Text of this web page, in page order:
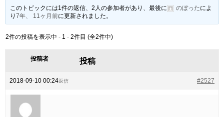
このトピックには1件の返信、2人の参加者があり、最後に のぼったによ
り7年、 11ヶ月前に更新されました。
2件の投稿を表示中 - 1 - 2件目 (全2件中)
投稿者 投稿
2018-09-10 00:24 #2527
返信